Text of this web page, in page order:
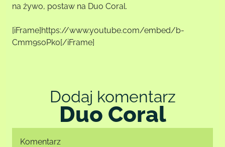
na żywo, postaw na Duo Coral.
[iFrame]https://www.youtube.com/embed/b-
Cmm9soPk0[/iFrame]
Dodaj komentarz
Duo Coral
Komentarz